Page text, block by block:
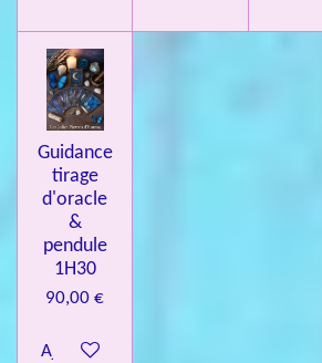
Guidance
tirage
d'oracle
&
pendule
1H30
90,00 €
Ajouter au panier